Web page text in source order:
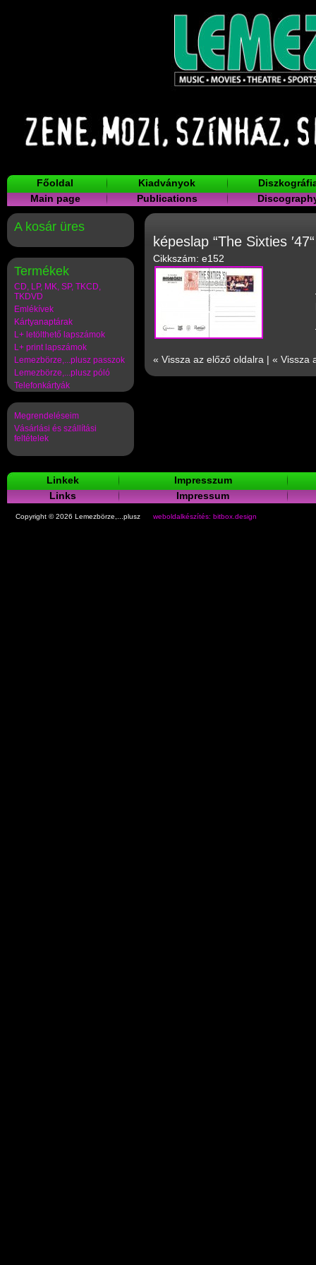
Főoldal Kiadványok
Main page
Publications
A kosár üres
Termékek
CD, LP, MK, SP, TKCD,
TKDVD
Emlékívek
Kártyanaptárak
L+ letölthető lapszámok
L+ print lapszámok
Lemezbörze,...plusz passzok
Lemezbörze,...plusz póló
Telefonkártyák
Megrendeléseim
Vásárlási és szállítási
feltételek
képeslap “The Sixties
Cikkszám: e152
« Vissza az előző oldalra | « Vissza
Linkek
Impresszum
Links
Impressum
Copyright © 2026 Lemezbörze,...plusz weboldalkészítés: bitbox.design